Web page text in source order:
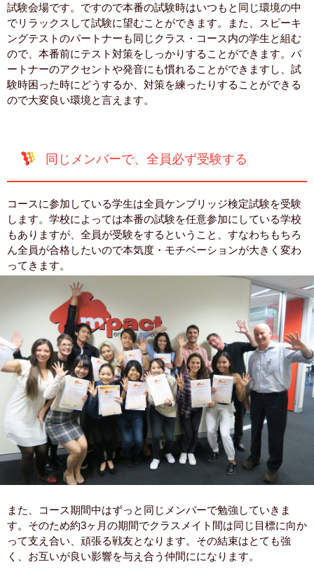
試験会場です。ですので本番の試験時はいつもと同じ環境の中
でリラックスして試験に望むことができます。また、スピーキ
ングテストのパートナーも同じクラス・コース内の学生と組む
ので、本番前にテスト対策をしっかりすることができます。パ
ートナーのアクセントや発音にも慣れることができますし、試
験時困った時にどうするか、対策を練ったりすることができる
ので大変良い環境と言えます。
同じメンバーで、全員必ず受験する
コースに参加している学生は全員ケンブリッジ検定試験を受験
します。学校によっては本番の試験を任意参加にしている学校
もありますが、全員が受験をするということ、すなわちもちろ
ん全員が合格したいので本気度・モチベーションが大きく変わ
ってきます。
また、コース期間中はずっと同じメンバーで勉強していきま
す。そのため約3ヶ月の期間でクラスメイト間は同じ目標に向か
って支え合い、頑張る戦友となります。その結束はとても強
く、お互いが良い影響を与え合う仲間にになります。